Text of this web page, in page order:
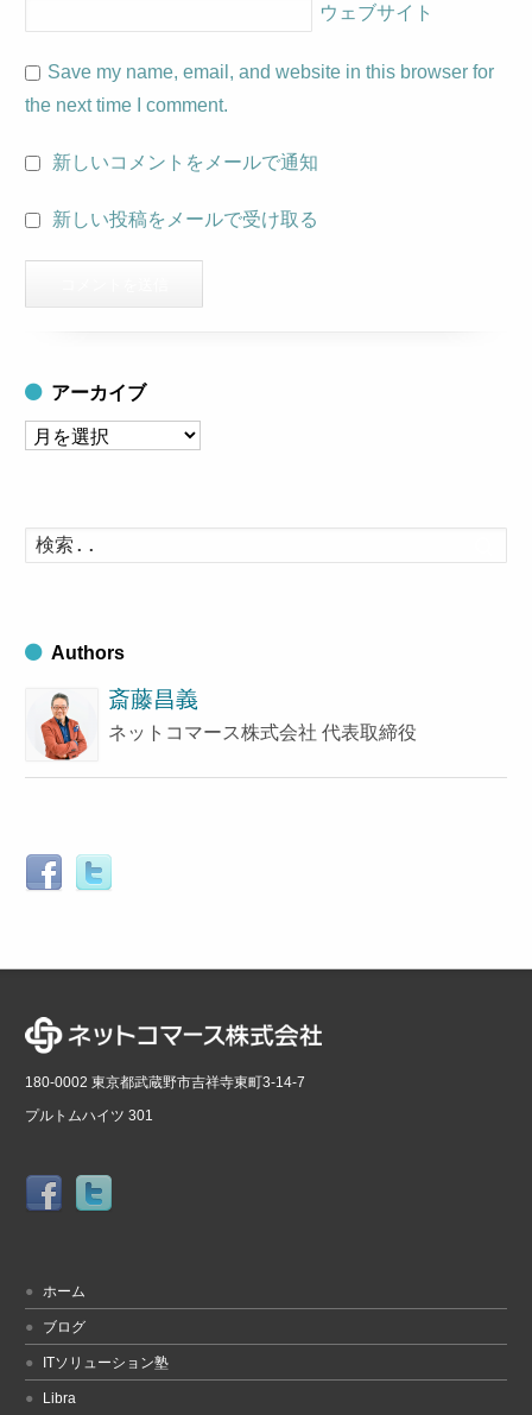
ウェブサイト
Save my name, email, and website in this browser for
the next time I comment.
新しいコメントをメールで通知
新しい投稿をメールで受け取る
アーカイブ
ア
イ
ブ
索
Authors
斎藤昌義
ネットコマース株式会社 代表取締役
180-0002 東京都武蔵野市吉祥寺東町3-14-7
プルトムハイツ 301
ホーム
ブログ
ITソリューション塾
Libra